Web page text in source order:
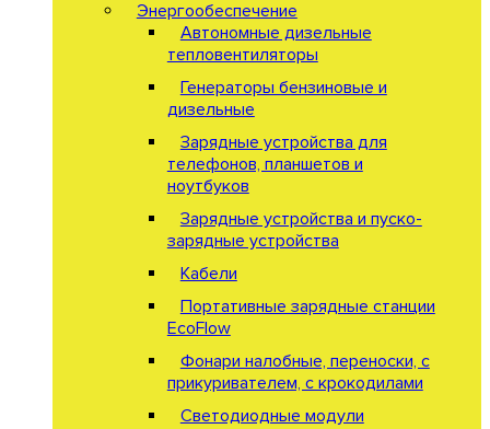
Энергообеспечение
Автономные дизельные
тепловентиляторы
Генераторы бензиновые и
дизельные
Зарядные устройства для
телефонов, планшетов и
ноутбуков
Зарядные устройства и пуско-
зарядные устройства
Кабели
Портативные зарядные станции
EcoFlow
Фонари налобные, переноски, с
прикуривателем, с крокодилами
Светодиодные модули